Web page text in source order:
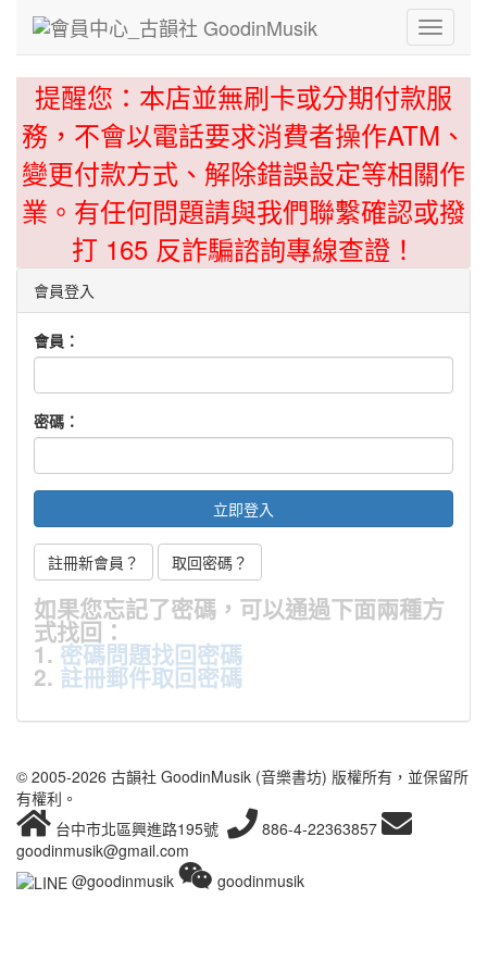
Toggle
提醒您：本店並無刷卡或分期付款服
務，不會以電話要求消費者操作ATM、
變更付款方式、解除錯誤設定等相關作
業。有任何問題請與我們聯繫確認或撥
打 165 反詐騙諮詢專線查證！
會員登入
會員：
密碼：
註冊新會員？ 取回密碼？
如果您忘記了密碼，可以通過下面兩種方
式找回：
1.密碼問題找回密碼
2. 註冊郵件取回密碼
© 2005-2026 古韻社 GoodinMusik (音樂書坊) 版權所有，並保留所
有權利。
台中市北區興進路195號
886-4-22363857
goodinmusik@gmail.com
@goodinmusik
goodinmusik